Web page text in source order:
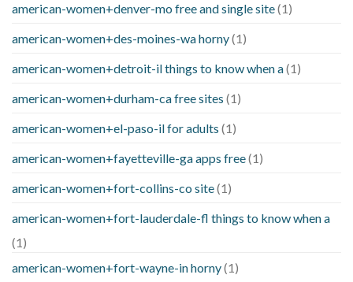
american-women+denver-mo free and single site(1)
american-women+des-moines-wa horny(1)
american-women+detroit-il things to know when a(1)
american-women+durham-ca free sites (1)
american-women+el-paso-il for adults (1)
american-women+fayetteville-ga apps free(1)
american-women+fort-collins-co site(1)
american-women+fort-lauderdale-fl things to know when a
(1)
american-women+fort-wayne-in horny(1)